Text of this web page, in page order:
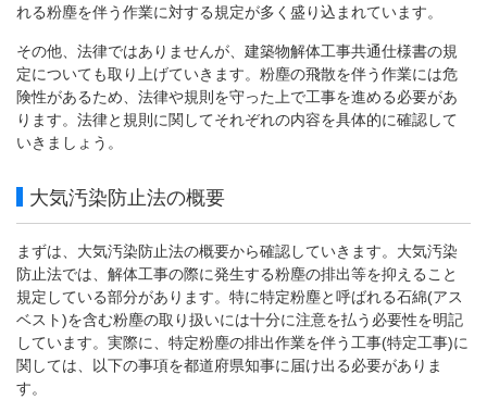
れる粉塵を伴う作業に対する規定が多く盛り込まれています。
その他、法律ではありませんが、建築物解体工事共通仕様書の規
定についても取り上げていきます。粉塵の飛散を伴う作業には危
険性があるため、法律や規則を守った上で工事を進める必要があ
ります。法律と規則に関してそれぞれの内容を具体的に確認して
いきましょう。
大気汚染防止法の概要
まずは、大気汚染防止法の概要から確認していきます。大気汚染
防止法では、解体工事の際に発生する粉塵の排出等を抑えること
規定している部分があります。特に特定粉塵と呼ばれる石綿(アス
ベスト)を含む粉塵の取り扱いには十分に注意を払う必要性を明記
しています。実際に、特定粉塵の排出作業を伴う工事(特定工事)に
関しては、以下の事項を都道府県知事に届け出る必要がありま
す。